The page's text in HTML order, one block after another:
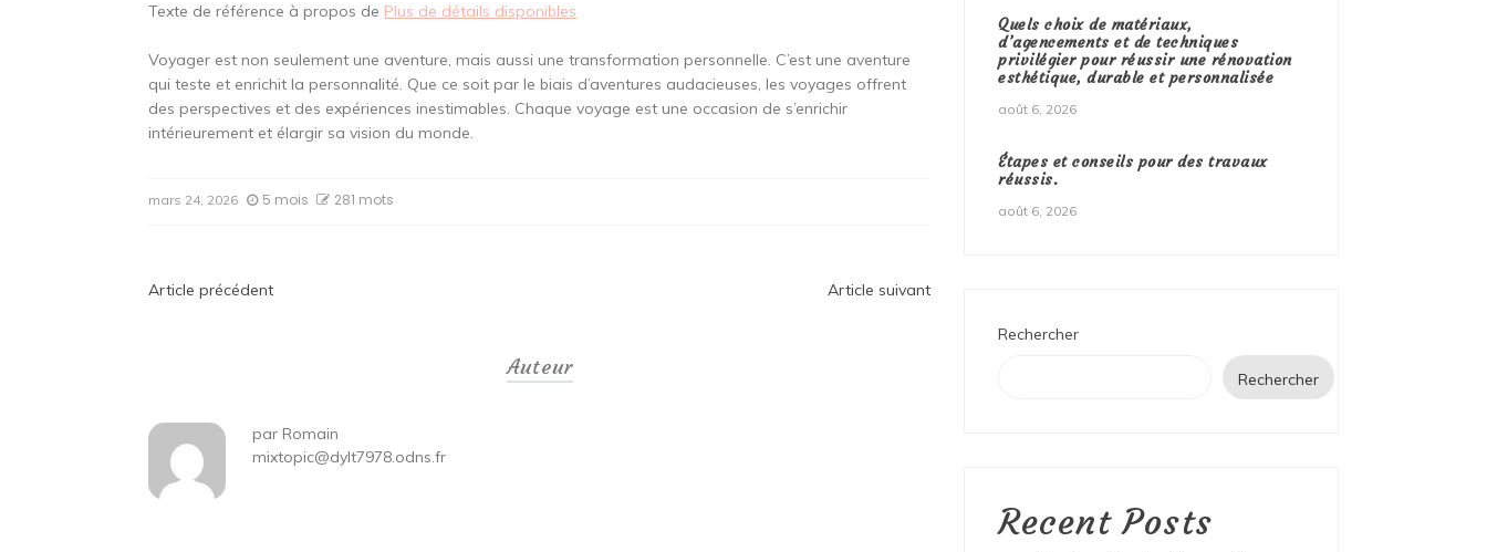
Texte de référence à propos de Plus de détails disponibles
Voyager est non seulement une aventure, mais aussi une transformation personnelle. C’est une aventure
qui teste et enrichit la personnalité. Que ce soit par le biais d’aventures audacieuses, les voyages offrent
des perspectives et des expériences inestimables. Chaque voyage est une occasion de s’enrichir
intérieurement et élargir sa vision du monde.
mars 24, 2026 5 mois 281 mots
Navigation
Article précédent Article suivant
Auteur
par Romain
mixtopic@dylt7978.odns.fr
Quels choix de matériaux,
d’agencements et de techniques
privilégier pour réussir une rénovation
esthétique, durable et personnalisée
août 6, 2026
Étapes et conseils pour des travaux
réussis.
août 6, 2026
Rechercher
Rechercher
Recent Posts